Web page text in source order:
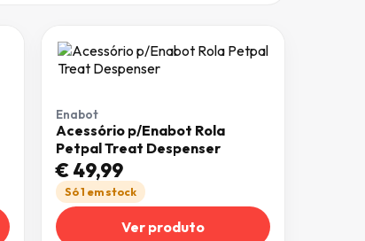
Enabot
Acessório p/Enabot Rola
Petpal Treat Despenser
€49,99
Só 1 em stock
Ver produto